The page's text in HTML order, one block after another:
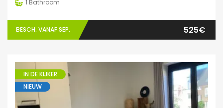
1 Bathroom
BESCH. VANAF SEP. 525€
IN DE KIJKER
NIEUW